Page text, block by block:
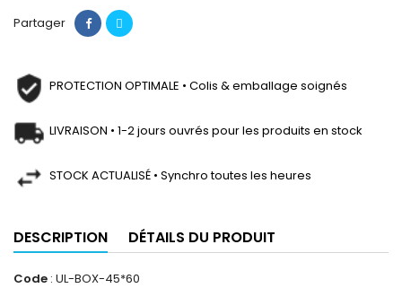
Partager
PROTECTION OPTIMALE • Colis & emballage soignés
LIVRAISON • 1-2 jours ouvrés pour les produits en stock
STOCK ACTUALISÉ • Synchro toutes les heures
DESCRIPTION DÉTAILS DU PRODUIT
Code : UL-BOX-45*60